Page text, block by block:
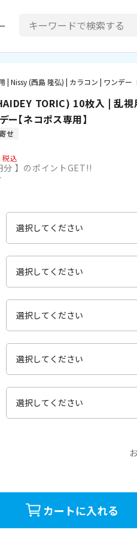
| Nissy (西島 隆弘) | カラコン | ワンデー
TORIC) 10枚入 | 乱
【ネコポス専用】
せ
税込
分 】のポイントGET!!
カートに入れる